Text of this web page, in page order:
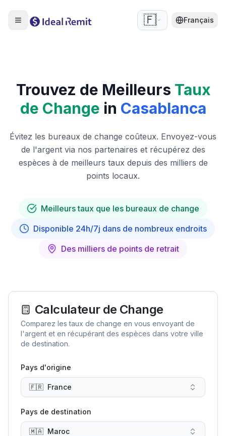
🇫🇷 Français
Trouvez de Meilleurs Taux
de Change in Casablanca
Évitez les bureaux de change coûteux. Envoyez-vous
de l'argent via nos partenaires et récupérez des
espèces à de meilleurs taux depuis des milliers de
points locaux.
Meilleurs taux que les bureaux de change
Disponible 24h/7j dans de nombreux endroits
Des milliers de points de retrait
Calculateur de Change
Comparez les taux de change en vous envoyant de
l'argent et en récupérant des espèces dans votre ville
de destination.
Pays d'origine
🇫🇷 France
Pays de destination
🇲🇦 Maroc